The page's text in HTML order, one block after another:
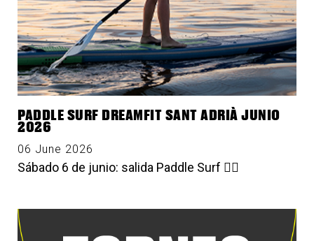
PADDLE SURF DREAMFIT SANT ADRIÀ JUNIO
2026
06 June 2026
Sábado 6 de junio: salida Paddle Surf 🏄🏻